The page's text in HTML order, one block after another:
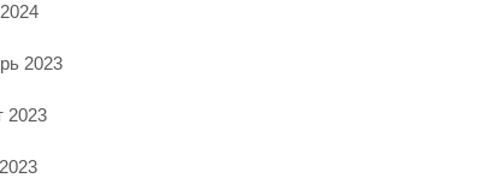
2023
2023